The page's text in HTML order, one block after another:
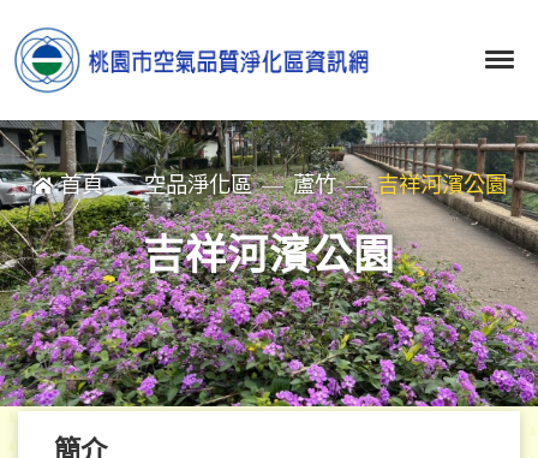
首頁 空品淨化區 蘆竹 吉祥河濱公園
吉祥河濱公園
簡介